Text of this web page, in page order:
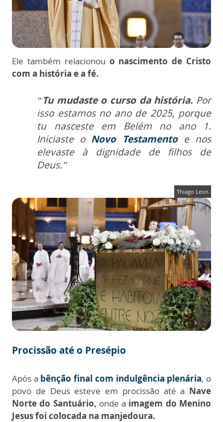
Ele também relacionou o nascimento de Cristo
com a história e a fé.
“Tu mudaste o curso da história. Por
isso estamos no ano de 2025, porque
tu nasceste em Belém no ano 1.
Iniciaste o Novo Testamento e nos
elevaste à dignidade de filhos de
Deus.”
Thiago Leon
Procissão até o Presépio
Após a bênção final com indulgência plenária, o
povo de Deus esteve em procissão até a Nave
Norte do Santuário, onde a imagem do Menino
Jesus foi colocada na manjedoura.